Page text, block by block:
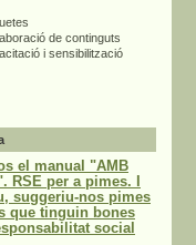
de continguts
i sensibilització
el manual "AMB
RSE per a pimes. I
suggeriu-nos pimes
que tinguin bones
social